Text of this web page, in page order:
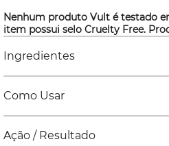
Nenhum produto Vult é testado
item possui selo Cruelty Free.
Ingredientes
Como Usar
Ação / Resultado